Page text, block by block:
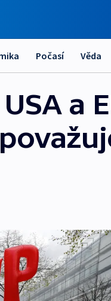
Počasí Věda
a